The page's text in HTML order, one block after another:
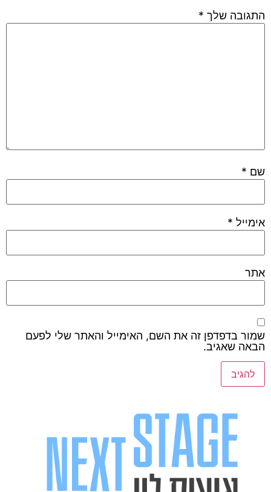
התגובה שלך *
שם *
אימייל *
אתר
שמור בדפדפן זה את השם, האימייל והאתר שלי לפעם
הבאה שאגיב.